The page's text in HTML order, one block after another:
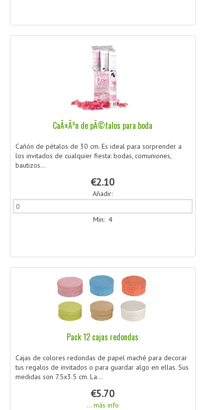
CaÃ±Ã³n de pÃ©talos para boda
Cañón de pétalos de 30 cm. Es ideal para sorprender a
los invitados de cualquier fiesta: bodas, comuniones,
bautizos...
€2.10
Añadir:
Min: 4
Pack 12 cajas redondas
Cajas de colores redondas de papel maché para decorar
tus regalos de invitados o para guardar algo en ellas. Sus
medidas son 7.5x3.5 cm. La...
€5.70
... más info